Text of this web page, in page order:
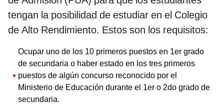
tengan la posibilidad de estudiar en el Colegio
de Alto Rendimiento. Estos son los requisitos:
Ocupar uno de los 10 primeros puestos en 1er grado
de secundaria o haber estado en los tres primeros
puestos de algún concurso reconocido por el
Ministerio de Educación durante el 1er o 2do grado de
secundaria.